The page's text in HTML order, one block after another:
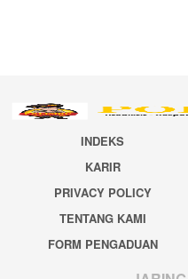
INDEKS
KARIR
PRIVACY POLICY
TENTANG KAMI
FORM PENGADUAN